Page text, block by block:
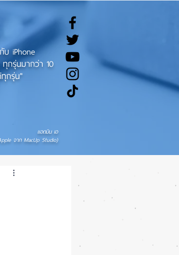
บ iPhone
กรุ่นมากว่า 10
กรุ่น"
แอดมิน เอ
จาก MacUp Studio)